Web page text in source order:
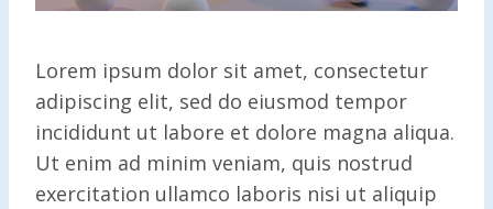
Lorem ipsum dolor sit amet, consectetur
adipiscing elit, sed do eiusmod tempor
incididunt ut labore et dolore magna aliqua.
Ut enim ad minim veniam, quis nostrud
exercitation ullamco laboris nisi ut aliquip